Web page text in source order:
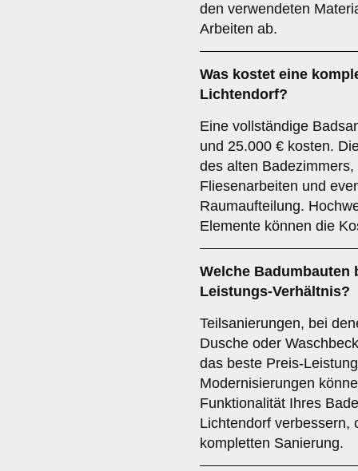
den verwendeten
Arbeiten ab.
Was kostet eine
Lichtendorf?
Eine vollständige
und 25.000 € kosten.
des alten
Fliesenarbeiten und
Raumaufteilung.
Elemente können die
Welche Badumbauten
Leistungs-Verhältnis?
Teilsanierungen, bei
Dusche oder
das beste Preis-
Modernisierungen
Funktionalität Ihres
Lichtendorf verbessern,
kompletten Sanierung.